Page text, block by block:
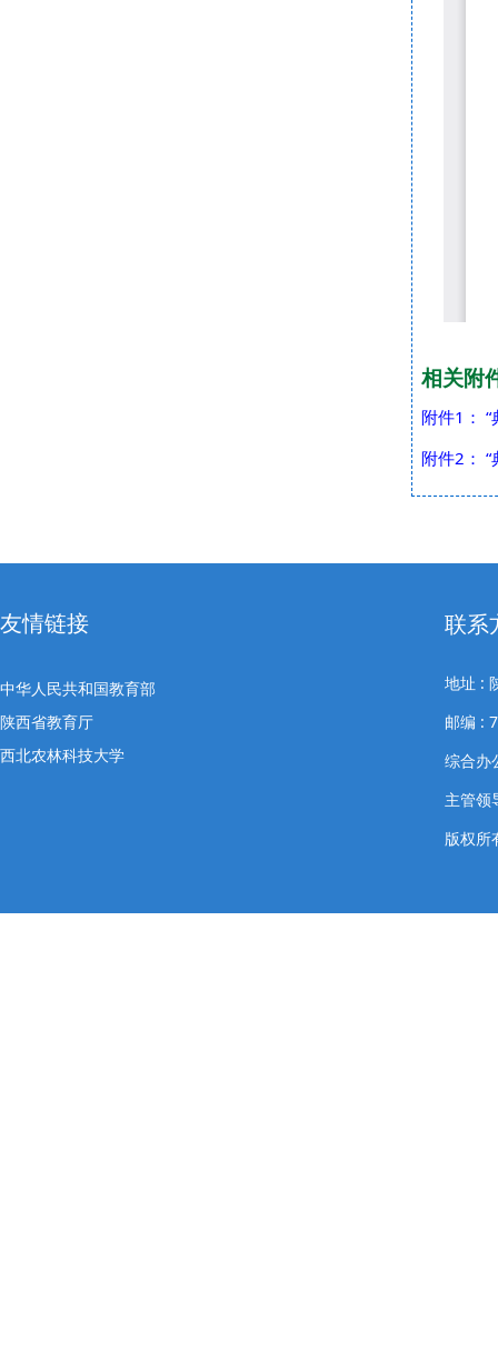
相关附
附件1：
附件2：
友情链接
中华人民共和国教育部
陕西省教育厅
西北农林科技大学
联系
地址 :
邮编 :
综合办
主管
版权